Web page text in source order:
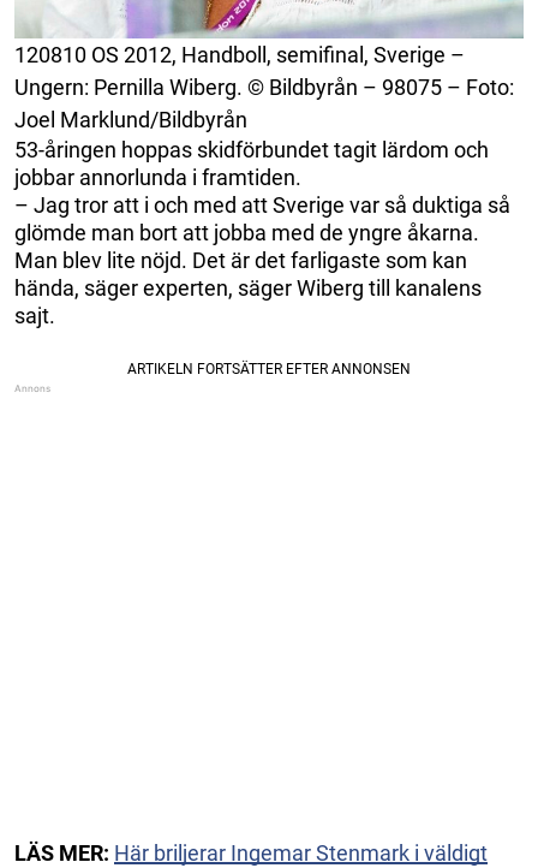
120810 OS 2012, Handboll, semifinal, Sverige –
Ungern: Pernilla Wiberg. © Bildbyrån – 98075 – Foto:
Joel Marklund/Bildbyrån
53-åringen hoppas skidförbundet tagit lärdom och
jobbar annorlunda i framtiden.
– Jag tror att i och med att Sverige var så duktiga så
glömde man bort att jobba med de yngre åkarna.
Man blev lite nöjd. Det är det farligaste som kan
hända, säger experten, säger Wiberg till kanalens
sajt.
LÄS MER: Här briljerar Ingemar Stenmark i väldigt